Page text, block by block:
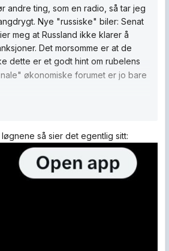
andre ting, som en radio, så tar jeg
Nye "russiske" biler: Senat
meg at Russland ikke klarer å
Det morsomme er at de
dette er et godt hint om rubelens
økonomiske forumet er jo bare
Det sier meg at det er veldig mye
når det er så
så sier det egentlig sitt: